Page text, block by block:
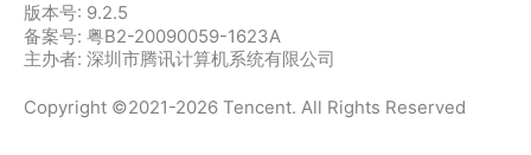
版本号: 9.2.5
备案号: 粤B2-20090059-1623A
主办者: 深圳市腾讯计算机系统有限公司
Copyright ©2021-2026 Tencent. All Rights Reserved